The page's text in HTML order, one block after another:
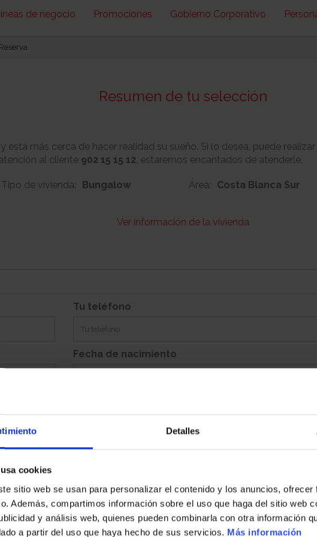
Detalles
cookies
sitio web se usan para personalizar el contenido y los anuncios,
Además, compartimos información sobre el uso que haga del sitio web
y análisis web, quienes pueden combinarla con otra información
a partir del uso que haya hecho de sus servicios. Más información
de negocio Promociones Gobierno Corporativo
Reserva
Resumen de tu selección
está más cerca de hacer realidad su sueño. Si lo desea, puede
al cliente 902 15 15 12, estaremos encantados de atenderle.
Tipo de vivienda: Bungalow Área: Costa Blanca Sur
Ver información de la vivienda
Tu teléfono
Fecha de nacimiento
Población
País